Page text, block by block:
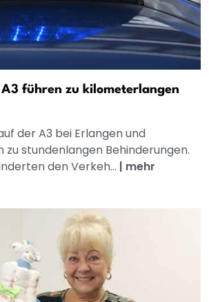
führen zu kilometerlangen
der A3 bei Erlangen und
stundenlangen Behinderungen.
den Verkeh... | mehr